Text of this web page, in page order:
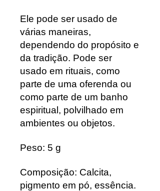
Ele pode ser usado de
várias maneiras,
dependendo do propósito e
da tradição. Pode ser
usado em rituais, como
parte de uma oferenda ou
como parte de um banho
espiritual, polvilhado em
ambientes ou objetos.
Peso: 5 g
Composição: Calcita,
pigmento em pó, essência.